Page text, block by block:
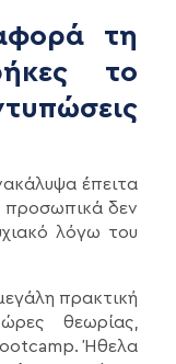
τη
το
έπειτα
προσωπικά δεν
λόγω του
πρακτική
θεωρίας,
Ήθελα